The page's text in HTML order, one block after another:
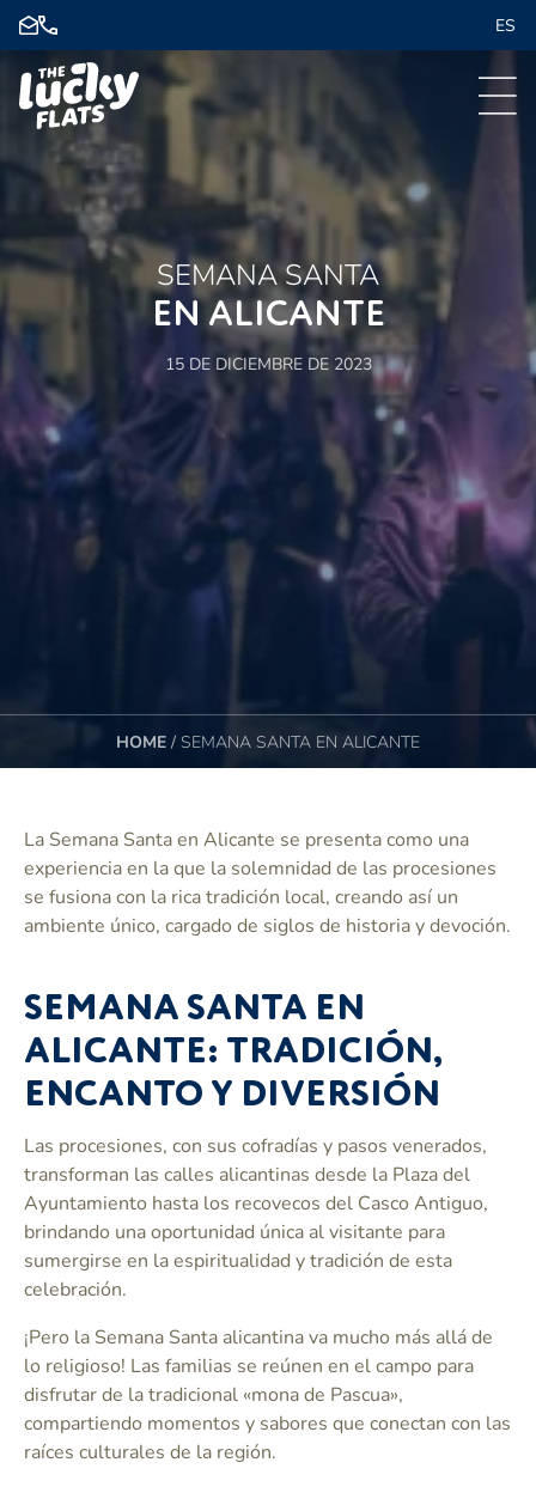
ES
SEMANA SANTA
EN ALICANTE
15 DE DICIEMBRE DE 2023
HOME / SEMANA SANTA EN ALICANTE
La Semana Santa en Alicante se presenta como una
experiencia en la que la solemnidad de las procesiones
se fusiona con la rica tradición local, creando así un
ambiente único, cargado de siglos de historia y devoción.
SEMANA SANTA EN
ALICANTE: TRADICIÓN,
ENCANTO Y DIVERSIÓN
Las procesiones, con sus cofradías y pasos venerados,
transforman las calles alicantinas desde la Plaza del
Ayuntamiento hasta los recovecos del Casco Antiguo,
brindando una oportunidad única al visitante para
sumergirse en la espiritualidad y tradición de esta
celebración.
¡Pero la Semana Santa alicantina va mucho más allá de
lo religioso! Las familias se reúnen en el campo para
disfrutar de la tradicional «mona de Pascua»,
compartiendo momentos y sabores que conectan con las
raíces culturales de la región.